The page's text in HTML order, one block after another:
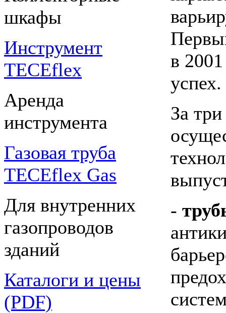
шкафы
Инструмент
TECEflex
Аренда
инструмента
Газовая труба
TECEflex Gas
Для внутренних
газопроводов
зданий
Каталоги и цены
(PDF)
в
успех.
За
-